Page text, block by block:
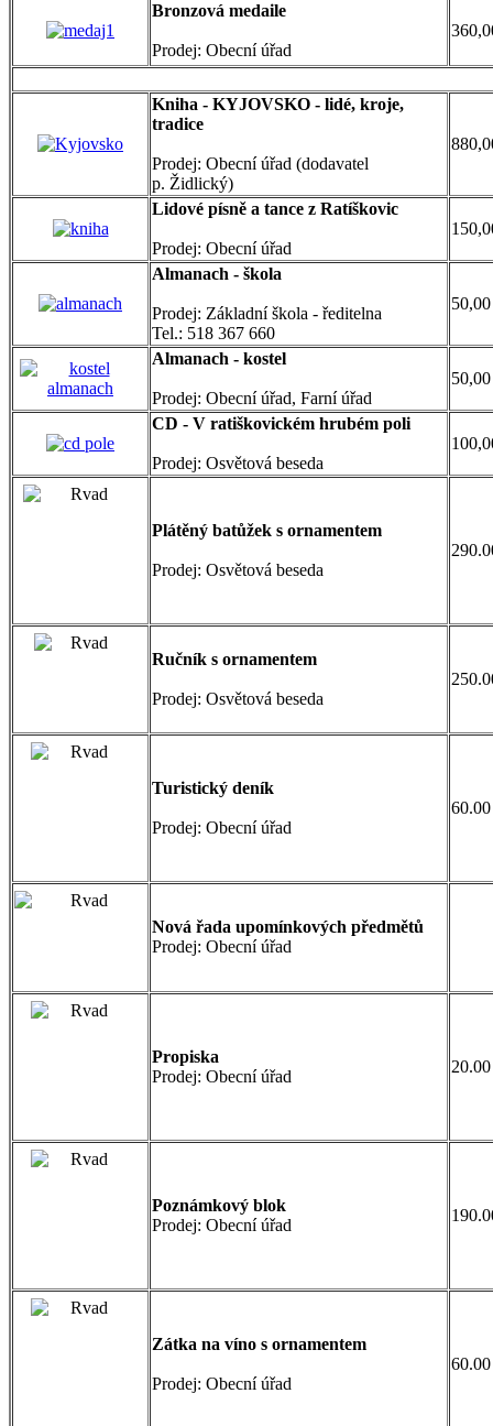
Bronzová medaile
Prodej: Obecní úřad
Kniha - KYJOVSKO - lidé, kroje,
tradice
Prodej: Obecní úřad (dodavatel
p. Židlický)
Lidové písně a tance z Ratíškovic
Prodej: Obecní úřad
Almanach - škola
Prodej: Základní škola - ředitelna
Tel.: 518 367 660
50,00
Almanach - kostel
Prodej: Obecní úřad, Farní úřad
50,00
CD - V ratiškovickém hrubém poli
Prodej: Osvětová beseda
Plátěný batůžek s ornamentem
Prodej: Osvětová beseda
Ručník s ornamentem
Prodej: Osvětová beseda
Turistický deník
Prodej: Obecní úřad
60.00
Nová řada upomínkových předmětů
Prodej: Obecní úřad
Propiska
Prodej: Obecní úřad
20.00
Poznámkový blok
Prodej: Obecní úřad
Zátka na víno s ornamentem
Prodej: Obecní úřad
60.00